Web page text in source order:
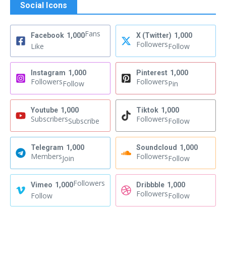
Social Icons
Facebook 1,000Fans
Like
X (Twitter) 1,000
FollowersFollow
Instagram 1,000
FollowersFollow
Pinterest 1,000
FollowersPin
Youtube 1,000
SubscribersSubscribe
Tiktok 1,000
FollowersFollow
Telegram 1,000
MembersJoin
Soundcloud 1,000
FollowersFollow
Vimeo 1,000Followers
Follow
Dribbble 1,000
FollowersFollow